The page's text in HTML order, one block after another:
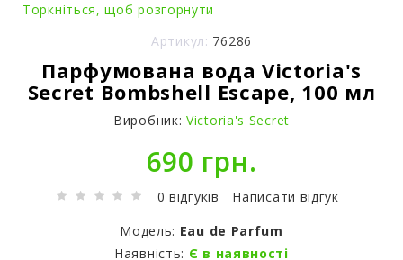
Торкніться, щоб розгорнути
Артикул: 76286
Парфумована вода Victoria's
Secret Bombshell Escape, 100 мл
Виробник: Victoria's Secret
690 грн.
0 відгуків
Написати відгук
Модель: Eau de Parfum
Наявність: Є в наявності